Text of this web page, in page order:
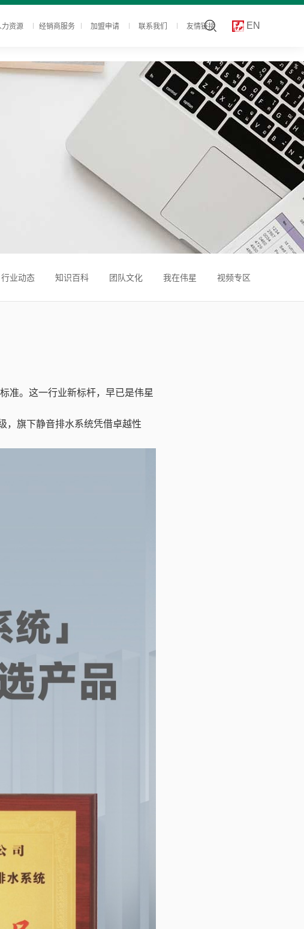
力资源 经销商服务 加盟申请 联系我们 友情链接 EN
行业动态 知识百科 团队文化 我在伟星 视频专区
准。这一行业新标杆，早已是伟星
，旗下静音排水系统凭借卓越性